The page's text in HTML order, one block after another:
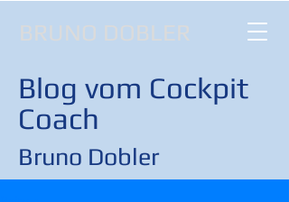
BRUNO DOBLER
Blog vom Cockpit
Coach
Bruno Dobler